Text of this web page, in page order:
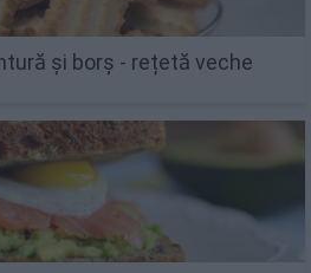
și borș - rețetă veche